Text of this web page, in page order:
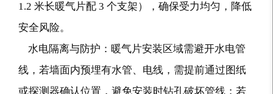
1.2 米长暖气片配 3 个支架），确保受力均匀，降低
安全风险。
水电隔离与防护：暖气片安装区域需避开水电管
线，若墙面内预埋有水管、电线，需提前通过图纸
或探测器确认位置，避免安装时钻孔破坏管线；若